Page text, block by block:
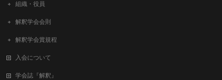
組織・役員
解釈学会会則
解釈学会賞規程
入会について
学会誌『解釈』